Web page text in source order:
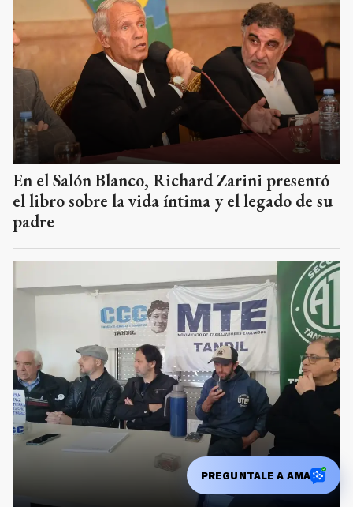
En el Salón Blanco, Richard Zarini presentó
el libro sobre la vida íntima y el legado de su
padre
PREGUNTALE A AMA